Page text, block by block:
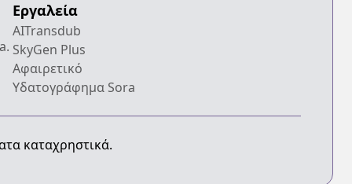
Εργαλεία
AITransdub
SkyGen Plus
Αφαιρετικό
Υδατογράφημα Sora
καταχρηστικά.